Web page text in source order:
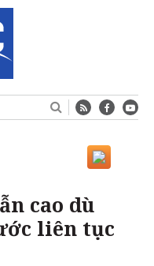
cao dù
liên tục